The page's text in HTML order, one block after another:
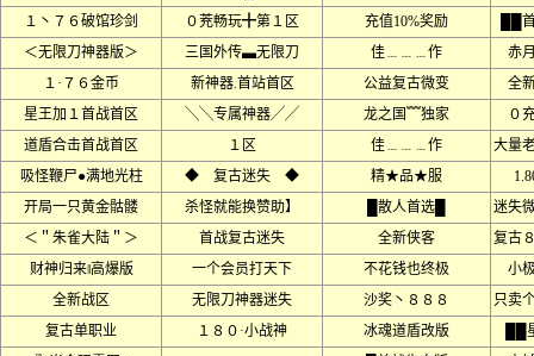
１丶７６破馆珍剑
０茺畅玩╋第１区 充值10%奖励
██
＜无限刀神器版＞
三国外传▃无限刀 佳﹍﹍﹍作
赤
１·７６金币
新神器.首站首区 公益复古微变
全
星王加１首战首区
╲╲专属神器╱╱ 龙之国﹌独家
０
道盾合击首战首区
１区 佳﹍﹍﹍作
大量
吸怪鞭尸●满地光柱
◆ 复古迷失 ◆ 精★品★服
开局一只黄金骷髅
杀怪就能换赞助】 █散人首选█
迷失
＜＂朱雀大陆＂＞
首战复古迷失 全新侠客
复古
财神归来‖高爆版
一个会员打天下 不花钱也终极
小
全新战区
无限刀神器迷失 沙奖丶８８８
只卖
复古单职业
１８０·小战神 冰魂道盾改版
██